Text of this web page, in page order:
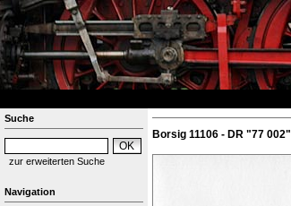
Suche
zur erweiterten Suche
Navigation
Borsig 11106 - DR "77 002"